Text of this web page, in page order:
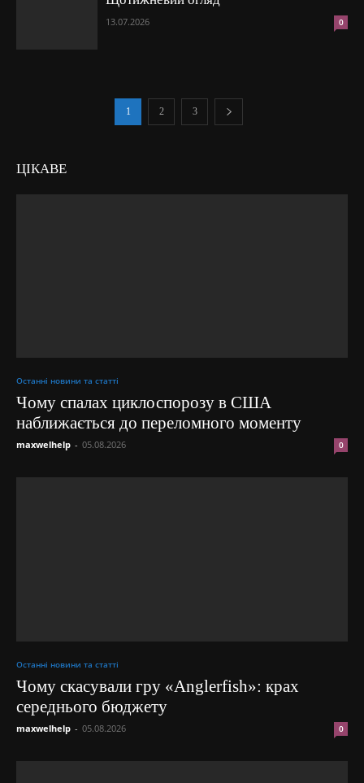
13.07.2026 0
1 2 3
ЦІКАВЕ
Останні новини та статті
Чому спалах циклоспорозу в США
наближається до переломного моменту
maxwelhelp - 05.08.2026 0
Останні новини та статті
Чому скасували гру «Anglerfish»: крах
середнього бюджету
maxwelhelp - 05.08.2026 0